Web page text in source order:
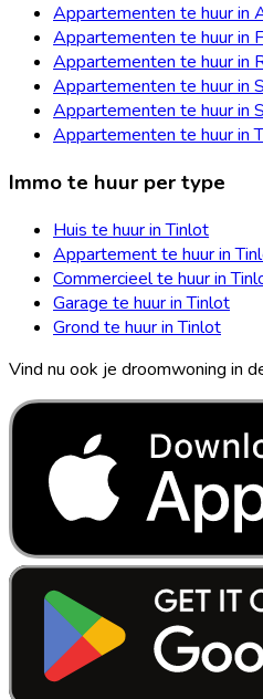
Appartementen te huur in
Appartementen te huur in
Appartementen te huur in
Appartementen te huur in
Appartementen te huur in
Appartementen te huur in
Immo te huur per type
Huis te huur in Tinlot
Appartement te huur in
Commercieel te huur in
Garage te huur in Tinlot
Grond te huur in Tinlot
Vind nu ook je droomwoning in